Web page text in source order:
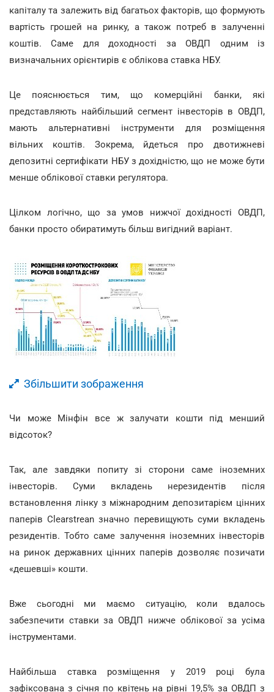
капіталу та залежить від багатьох факторів, що формують
вартість грошей на ринку, а також потреб в залученні
коштів. Саме для доходності за ОВДП одним із
визначальних орієнтирів є облікова ставка НБУ.
Це пояснюється тим, що комерційні банки, які
представляють найбільший сегмент інвесторів в ОВДП,
мають альтернативні інструменти для розміщення
вільних коштів. Зокрема, йдеться про двотижневі
депозитні сертифікати НБУ з дохідністю, що не може бути
менше облікової ставки регулятора.
Цілком логічно, що за умов нижчої дохідності ОВДП,
банки просто обиратимуть більш вигідний варіант.
Збільшити зображення
Чи може Мінфін все ж залучати кошти під менший
відсоток?
Так, але завдяки попиту зі сторони саме іноземних
інвесторів. Суми вкладень нерезидентів після
встановлення лінку з міжнародним депозитарієм цінних
паперів Clearstrean значно перевищують суми вкладень
резидентів. Тобто саме залучення іноземних інвесторів
на ринок державних цінних паперів дозволяє позичати
«дешевші» кошти.
Вже сьогодні ми маємо ситуацію, коли вдалось
забезпечити ставки за ОВДП нижче облікової за усіма
інструментами.
Найбільша ставка розміщення у 2019 році була
зафіксована з січня по квітень на рівні 19,5% за ОВДП з